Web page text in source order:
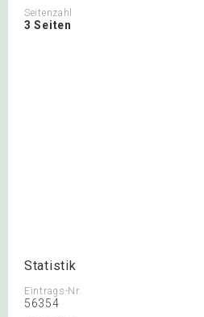
Seitenzahl
3 Seiten
Statistik
Eintrags-Nr.
56354